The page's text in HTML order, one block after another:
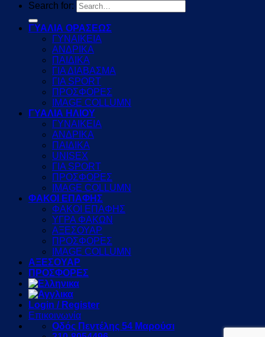
Search for:
ΓΥΑΛΙΑ ΟΡΑΣΕΩΣ
ΓΥΝΑΙΚΕΙΑ
ΑΝΔΡΙΚΑ
ΠΑΙΔΙΚΑ
ΓΙΑ ΔΙΑΒΑΣΜΑ
ΓΙΑ SPORT
ΠΡΟΣΦΟΡΕΣ
IMAGE COLLUMN
ΓΥΑΛΙΑ ΗΛΙΟΥ
ΓΥΝΑΙΚΕΙΑ
ΑΝΔΡΙΚΑ
ΠΑΙΔΙΚΑ
UNISEX
ΓΙΑ SPORT
ΠΡΟΣΦΟΡΕΣ
IMAGE COLLUMN
ΦΑΚΟΙ ΕΠΑΦΗΣ
ΦΑΚΟΙ ΕΠΑΦΗΣ
ΥΓΡΑ ΦΑΚΩΝ
ΑΞΕΣΟΥΑΡ
ΠΡΟΣΦΟΡΕΣ
IMAGE COLLUMN
ΑΞΕΣΟΥΑΡ
ΠΡΟΣΦΟΡΕΣ
Login / Register
Επικοινωνία
Οδός Πεντέλης 54 Μαρούσι